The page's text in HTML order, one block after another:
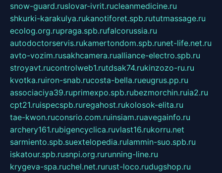
snow-guard.ruslovar-ivrit.rucleanmedicine.ru
shkurki-karakulya.rukanotiforet.spb.rututmassage.ru
ecolog.org.rupraga.spb.rufalcorussia.ru
autodoctorservis.rukamertondom.spb.runet-life.net.ru
avto-vozim.rusakhcamera.rualliance-electro.spb.ru
stroyavt.rucontrolweb1.rutdsak74.rukinzozo-ru.ru
kvotka.ruiron-snab.rucosta-bella.rueugrus.pp.ru
associaciya39.ruprimexpo.spb.rubezmorchin.ruia2.ru
cpt21.ruispecspb.ruregahost.rukolosok-elita.ru
tae-kwon.ruconsrio.com.ruinsiam.ruavegainfo.ru
archery161.rubigencyclica.ruvlast16.rukorru.net
sarmiento.spb.suextelopedia.rulammin-suo.spb.ru
iskatour.spb.rusnpi.org.rurunning-line.ru
krygeva-spa.ruchel.net.rurust-loco.rudugshop.ru